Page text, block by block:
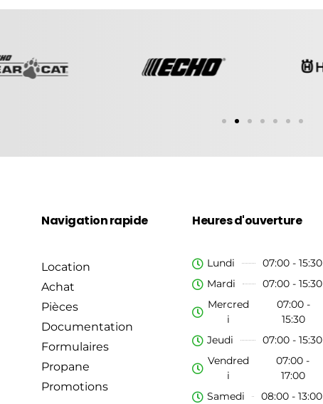
Navigation rapide
Location
Achat
Pièces
Documentation
Formulaires
Propane
Promotions
Heures d'ouverture
Lundi
07:00 - 15:30
Mardi
07:00 - 15:30
Mercred
i
07:00 -
15:30
Jeudi
07:00 - 15:30
Vendred
i
07:00 -
17:00
Samedi
08:00 - 13:00